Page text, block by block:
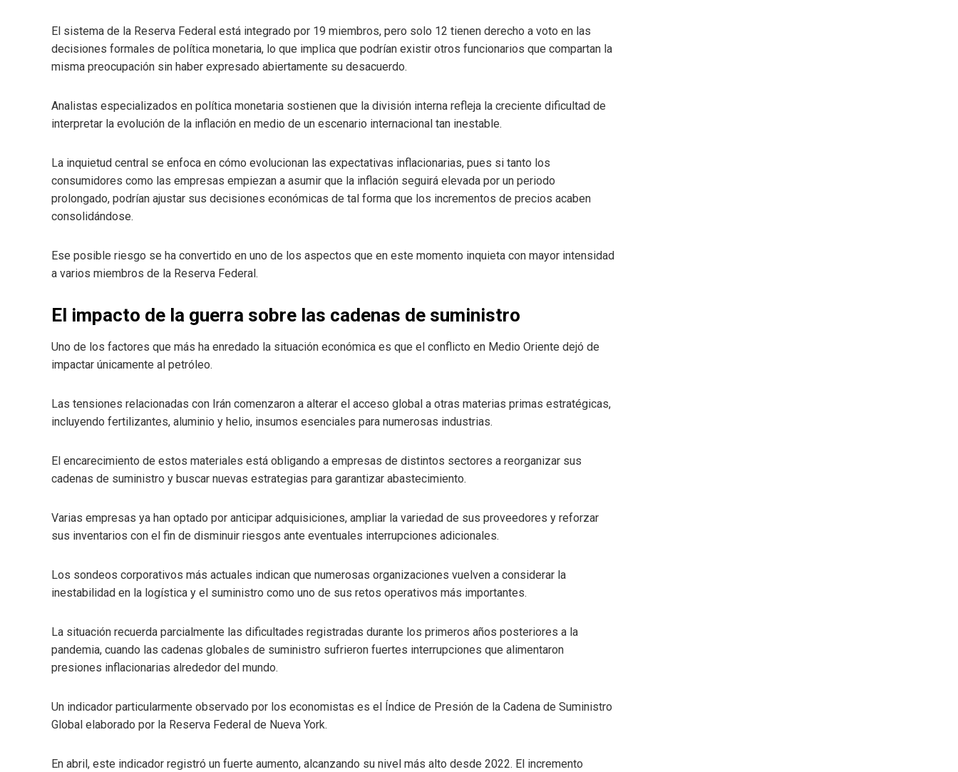
El sistema de la Reserva Federal está integrado por 19 miembros, pero solo 12 tienen derecho a voto en las
decisiones formales de política monetaria, lo que implica que podrían existir otros funcionarios que compartan la
misma preocupación sin haber expresado abiertamente su desacuerdo.
Analistas especializados en política monetaria sostienen que la división interna refleja la creciente dificultad de
interpretar la evolución de la inflación en medio de un escenario internacional tan inestable.
La inquietud central se enfoca en cómo evolucionan las expectativas inflacionarias, pues si tanto los
consumidores como las empresas empiezan a asumir que la inflación seguirá elevada por un periodo
prolongado, podrían ajustar sus decisiones económicas de tal forma que los incrementos de precios acaben
consolidándose.
Ese posible riesgo se ha convertido en uno de los aspectos que en este momento inquieta con mayor intensidad
a varios miembros de la Reserva Federal.
El impacto de la guerra sobre las cadenas de suministro
Uno de los factores que más ha enredado la situación económica es que el conflicto en Medio Oriente dejó de
impactar únicamente al petróleo.
Las tensiones relacionadas con Irán comenzaron a alterar el acceso global a otras materias primas estratégicas,
incluyendo fertilizantes, aluminio y helio, insumos esenciales para numerosas industrias.
El encarecimiento de estos materiales está obligando a empresas de distintos sectores a reorganizar sus
cadenas de suministro y buscar nuevas estrategias para garantizar abastecimiento.
Varias empresas ya han optado por anticipar adquisiciones, ampliar la variedad de sus proveedores y reforzar
sus inventarios con el fin de disminuir riesgos ante eventuales interrupciones adicionales.
Los sondeos corporativos más actuales indican que numerosas organizaciones vuelven a considerar la
inestabilidad en la logística y el suministro como uno de sus retos operativos más importantes.
La situación recuerda parcialmente las dificultades registradas durante los primeros años posteriores a la
pandemia, cuando las cadenas globales de suministro sufrieron fuertes interrupciones que alimentaron
presiones inflacionarias alrededor del mundo.
Un indicador particularmente observado por los economistas es el Índice de Presión de la Cadena de Suministro
Global elaborado por la Reserva Federal de Nueva York.
En abril, este indicador registró un fuerte aumento, alcanzando su nivel más alto desde 2022. El incremento